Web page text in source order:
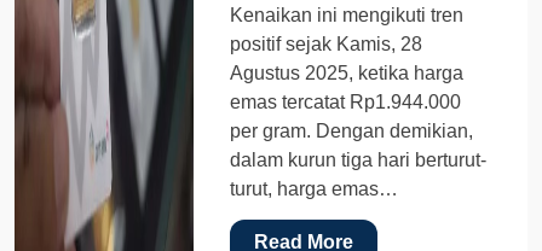
Kenaikan ini mengikuti tren
positif sejak Kamis, 28
Agustus 2025, ketika harga
emas tercatat Rp1.944.000
per gram. Dengan demikian,
dalam kurun tiga hari berturut-
turut, harga emas…
Read More